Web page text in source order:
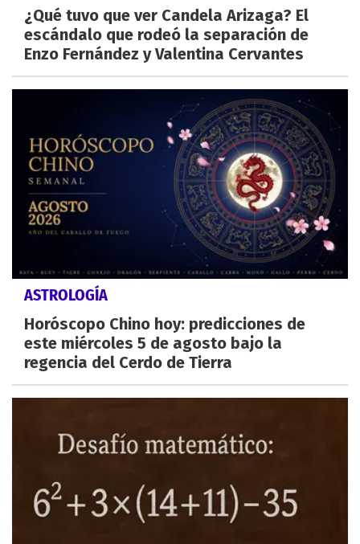
¿Qué tuvo que ver Candela Arizaga? El
escándalo que rodeó la separación de
Enzo Fernández y Valentina Cervantes
ASTROLOGÍA
Horóscopo Chino hoy: predicciones de
este miércoles 5 de agosto bajo la
regencia del Cerdo de Tierra